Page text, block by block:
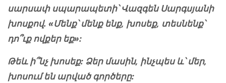
սարսափ սպարապետի՝ Վազգեն Սարգսյանի
խոսքով. «Մենք՝ մենք ենք, խոսեք, տեսնենք՝
դո՞ւք ովքեր եք»:
Թեև ի՞նչ խոսեք: Ձեր մասին, ինչպես և՝ մեր,
խոսում են արված գործերը: